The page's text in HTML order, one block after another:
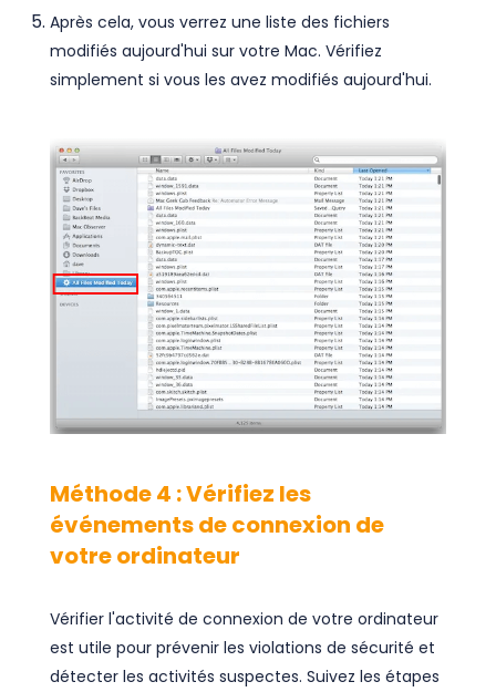
Après cela, vous verrez une liste des fichiers
modifiés aujourd'hui sur votre Mac. Vérifiez
simplement si vous les avez modifiés aujourd'hui.
Méthode 4 : Vérifiez les
événements de connexion de
votre ordinateur
Vérifier l'activité de connexion de votre ordinateur
est utile pour prévenir les violations de sécurité et
détecter les activités suspectes. Suivez les étapes